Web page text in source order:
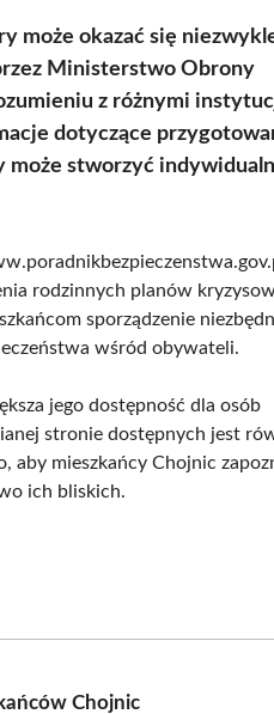
może okazać się
Ministerstwo Obrony
z różnymi
dotyczące
może stworzyć
rodzinnych planów
sporządzenie
wśród obywateli.
jego dostępność dla osób
stronie dostępnych jest
aby mieszkańcy Chojnic
ich bliskich.
Chojnic